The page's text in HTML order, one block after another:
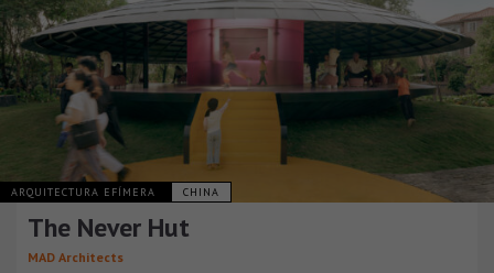
ARQUITECTURA EFÍMERA CHINA
The Never Hut
MAD Architects